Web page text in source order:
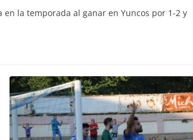
la temporada al ganar en Yuncos por 1-2 y